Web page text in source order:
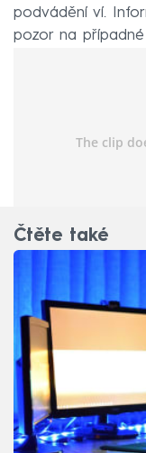
podvádění ví.
pozor na
Čtěte také